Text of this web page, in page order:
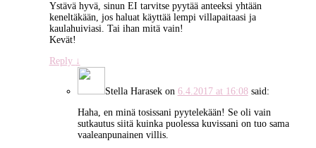
Ystävä hyvä, sinun EI tarvitse pyytää anteeksi yhtään
keneltäkään, jos haluat käyttää lempi villapaitaasi ja
kaulahuiviasi. Tai ihan mitä vain!
Kevät!
Reply ↓
Stella Harasekon 6.4.2017 at 16:08 said:
Haha, en minä tosissani pyytelekään! Se oli vain
sutkautus siitä kuinka puolessa kuvissani on tuo sama
vaaleanpunainen villis.